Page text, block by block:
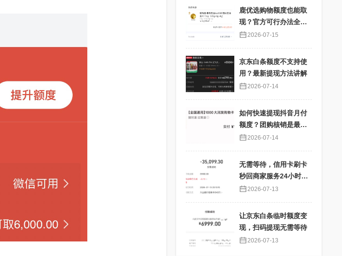
鹿优选购物额度也能取
现？官方可行办法全解
析 2026-07-15
京东白条额度不支持使
用？最新提现方法讲解
2026-07-14
如何快速提现抖音月付
额度？团购核销是最佳
选择！
2026-07-14
无需等待，信用卡刷卡
秒回商家服务24小时在
线 2026-07-13
让京东白条临时额度变
现，扫码提现无需等待
2026-07-13